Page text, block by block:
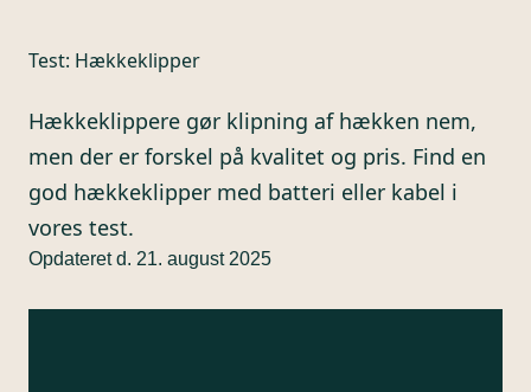
Test: Hækkeklipper
Hækkeklippere gør klipning af hækken nem,
men der er forskel på kvalitet og pris. Find en
god hækkeklipper med batteri eller kabel i
vores test.
Opdateret d. 21. august 2025